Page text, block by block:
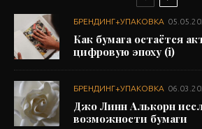
БРЕНДИНГ+УПАКОВКА
Как бумага остаётся
цифровую эпоху (i)
БРЕНДИНГ+УПАКОВКА
Джо Линн Алькорн
возможности бумаги